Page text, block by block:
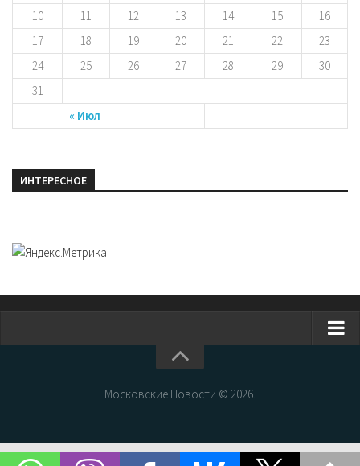
« Июл
10
11 12 13 14 15
16
17
18 19 20 21 22
23
24
25 26 27 28 29
30
31
ИНТЕРЕСНОЕ
Новости Москвы
Интересные места Москвы
Московские Новости © 2026.